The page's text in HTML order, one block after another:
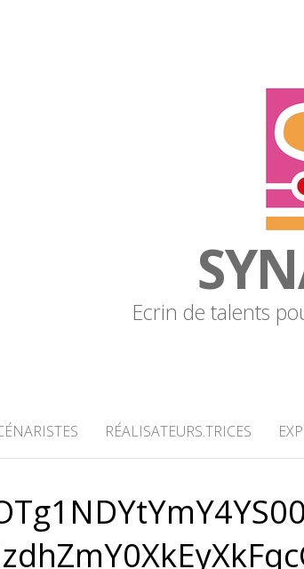
Ecrin de talents
RÉALISATEURS.TRICES